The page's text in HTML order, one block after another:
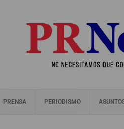
PRENSA PERIODISMO